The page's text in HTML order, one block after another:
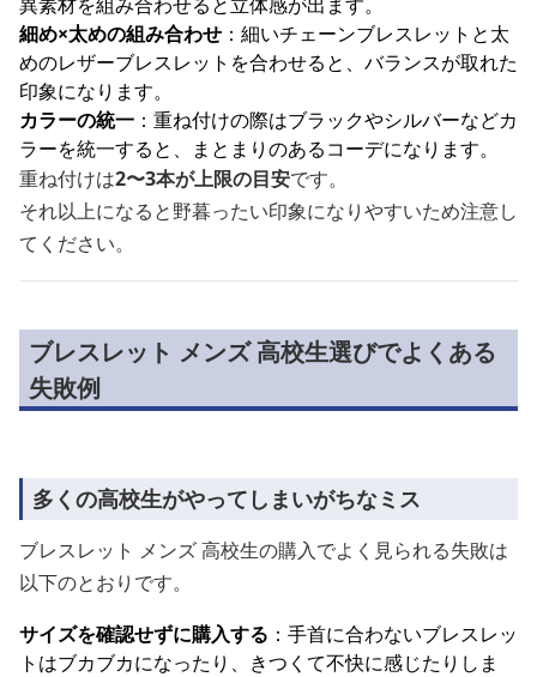
細め×太めの組み合わせ ：細いチェーンブレスレットと太
めのレザーブレスレットを合わせると、バランスが取れた
印象になります。
カラーの統一 ：重ね付けの際はブラックやシルバーなどカ
ラーを統一すると、まとまりのあるコーデになります。
重ね付けは2〜3本が上限の目安です。
それ以上になると野暮ったい印象になりやすいため注意し
てください。
ブレスレット メンズ 高校生選びでよくある
失敗例
多くの高校生がやってしまいがちなミス
ブレスレット メンズ 高校生の購入でよく見られる失敗は
以下のとおりです。
サイズを確認せずに購入する ：手首に合わないブレスレッ
トはブカブカになったり、きつくて不快に感じたりしま